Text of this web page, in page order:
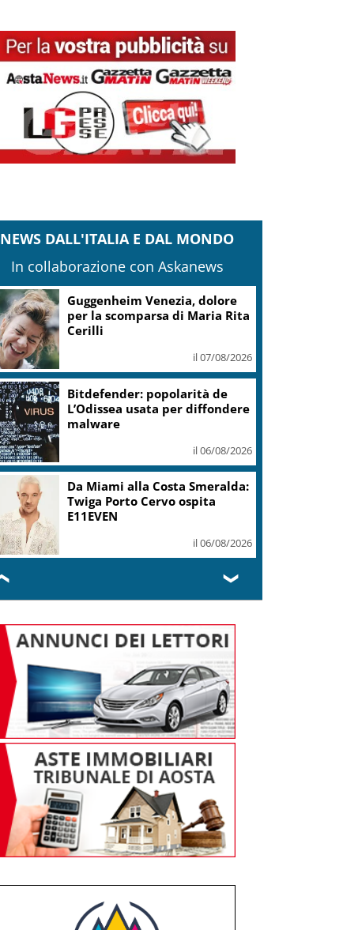
NEWS DALL'ITALIA E DAL MONDO
In collaborazione con Askanews
Covid, ‘Conte-day’ in
commissione: “non sono un
eroe ma un uomo corretto,
il 06/08/2026
Guccini, Meloni: l’ho amato e
mi ha formato, continuerò a
il 06/08/2026
Sogin: in 2025 utile balza oltre
2,5 mln, decommissioning al
il 06/08/2026